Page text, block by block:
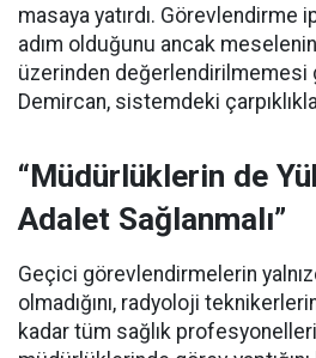
masaya yatırdı. Görevlendirme
adım olduğunu ancak
üzerinden değerlendirilmemesi
Demircan, sistemdeki
“Müdürlüklerin de
Adalet Sağlanmalı”
Geçici görevlendirmelerin
olmadığını, radyoloji
kadar tüm sağlık